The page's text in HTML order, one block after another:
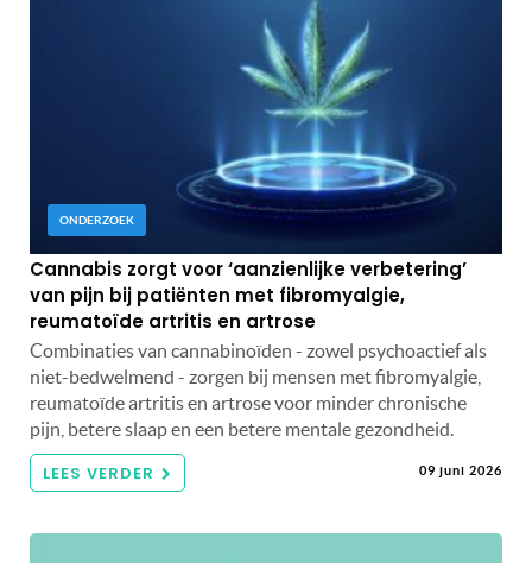
ONDERZOEK
Cannabis zorgt voor ‘aanzienlijke verbetering’
van pijn bij patiënten met fibromyalgie,
reumatoïde artritis en artrose
Combinaties van cannabinoïden - zowel psychoactief als
niet-bedwelmend - zorgen bij mensen met fibromyalgie,
reumatoïde artritis en artrose voor minder chronische
pijn, betere slaap en een betere mentale gezondheid.
LEES VERDER 09 juni 2026